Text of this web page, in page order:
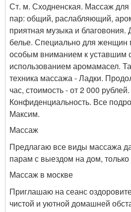
Ст. м. Сходненская. Массаж
пар: общий, раслабляющий,
приятная музыка и
белье. Специально для женщин
особым вниманием к уставшим
использованием аромамасел.
техника массажа - Ладки.
час, стоимость - от 2 000 рублей.
Конфиденциальность. Все
Максим.
Массаж
Предлагаю все виды массажа
парам с выездом на дом,
Массаж в москве
Приглашаю на сеанс
чистой и уютной домашней